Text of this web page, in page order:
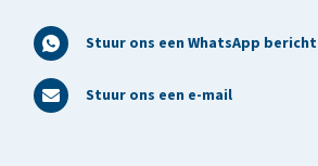
Stuur ons een WhatsApp bericht
Stuur ons een e-mail